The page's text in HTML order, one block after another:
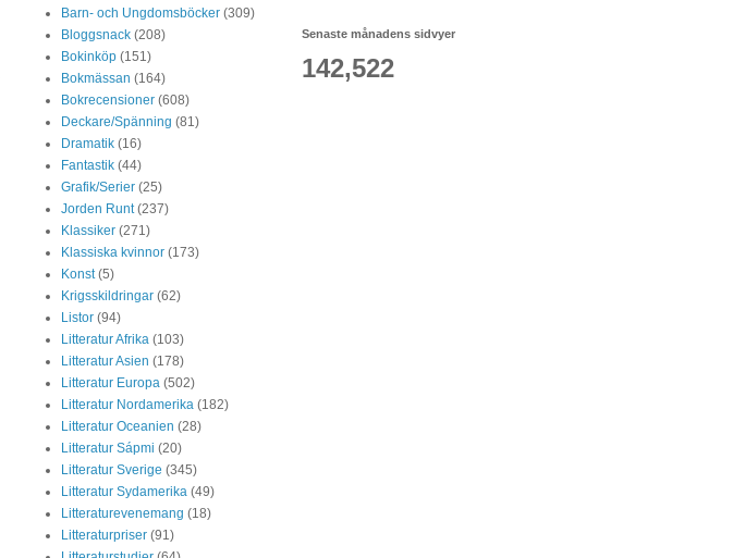
Barn- och Ungdomsböcker (309)
Bloggsnack (208)
Bokinköp (151)
Bokmässan (164)
Bokrecensioner (608)
Deckare/Spänning (81)
Dramatik (16)
Fantastik (44)
Grafik/Serier (25)
Jorden Runt (237)
Klassiker (271)
Klassiska kvinnor (173)
Konst (5)
Krigsskildringar (62)
Listor (94)
Litteratur Afrika (103)
Litteratur Asien (178)
Litteratur Europa (502)
Litteratur Nordamerika (182)
Litteratur Oceanien (28)
Litteratur Sápmi (20)
Litteratur Sverige (345)
Litteratur Sydamerika (49)
Litteraturevenemang (18)
Litteraturpriser (91)
Senaste månadens sidvyer
142,522